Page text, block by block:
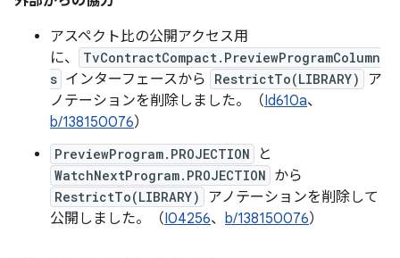
アスペクト比の公開アクセス用
に、
TvContractCompact.PreviewProgramColumn
s インターフェースから RestrictTo(LIBRARY)
ア
ノテーションを削除しました。（Id610a、
b/138150076）
PreviewProgram.PROJECTION と
WatchNextProgram.PROJECTION から
RestrictTo(LIBRARY)
アノテーションを削除して
公開しました。（I04256、 b/138150076）